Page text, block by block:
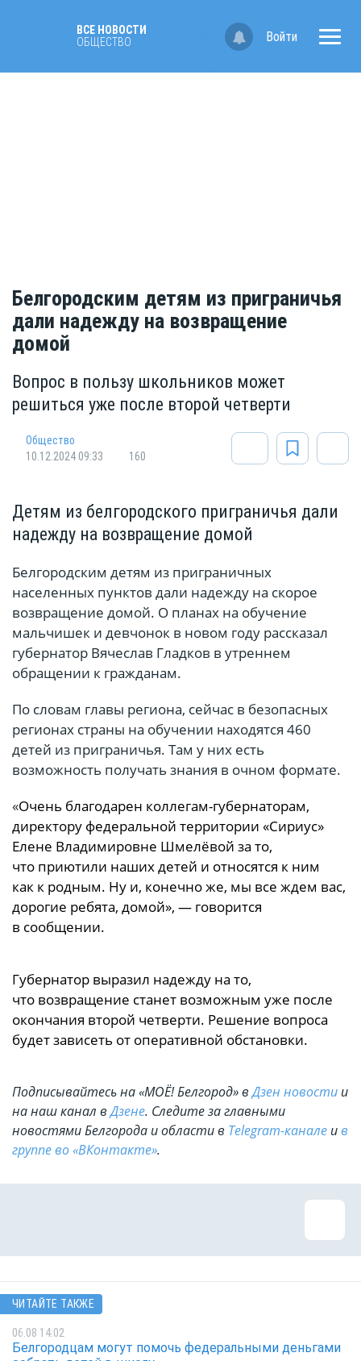
ВСЕ НОВОСТИ
ОБЩЕСТВО
Войти
Белгородским детям из приграничья
дали надежду на возвращение
домой
Вопрос в пользу школьников может
решиться уже после второй четверти
Общество
10.12.2024 09:33
160
Детям из белгородского приграничья дали
надежду на возвращение домой
Белгородским детям из приграничных
населенных пунктов дали надежду на скорое
возвращение домой. О планах на обучение
мальчишек и девчонок в новом году рассказал
губернатор Вячеслав Гладков в утреннем
обращении к гражданам.
По словам главы региона, сейчас в безопасных
регионах страны на обучении находятся 460
детей из приграничья. Там у них есть
возможность получать знания в очном формате.
«Очень благодарен коллегам-губернаторам,
директору федеральной территории «Сириус»
Елене Владимировне Шмелёвой за то,
что приютили наших детей и относятся к ним
как к родным. Ну и, конечно же, мы все ждем вас,
дорогие ребята, домой», — говорится
в сообщении.
Губернатор выразил надежду на то,
что возвращение станет возможным уже после
окончания второй четверти. Решение вопроса
будет зависеть от оперативной обстановки.
Подписывайтесь на «МОЁ! Белгород» вДзен новости и
на наш канал вДзене. Cледите за главными
новостями Белгорода и области в Telegram-канале ив
группе во «ВКонтакте».
ЧИТАЙТЕ ТАКЖЕ
06.08 14:02
Белгородцам могут помочь федеральными деньгами